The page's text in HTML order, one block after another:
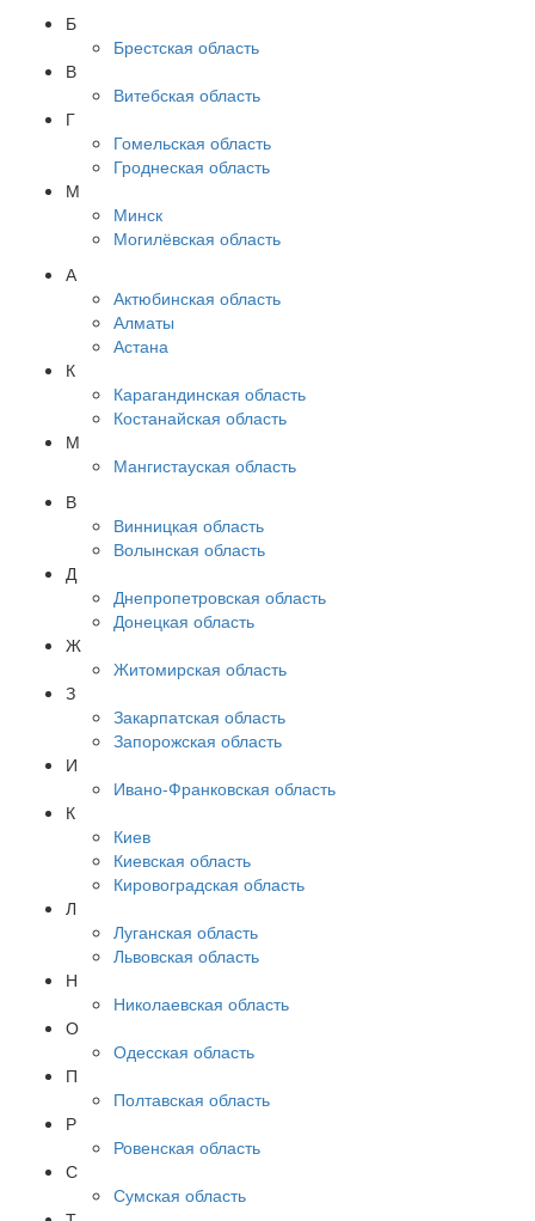
Б
Брестская область
В
Витебская область
Г
Гомельская область
Гроднеская область
М
Минск
Могилёвская область
А
Актюбинская область
Алматы
Астана
К
Карагандинская область
Костанайская область
М
Мангистауская область
В
Винницкая область
Волынская область
Д
Днепропетровская область
Донецкая область
Ж
Житомирская область
З
Закарпатская область
Запорожская область
И
Ивано-Франковская область
К
Киев
Киевская область
Кировоградская область
Л
Луганская область
Львовская область
Н
Николаевская область
О
Одесская область
П
Полтавская область
Р
Ровенская область
С
Сумская область